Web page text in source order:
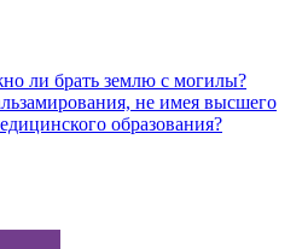
ли брать землю с могилы?
не имея высшего
образования?